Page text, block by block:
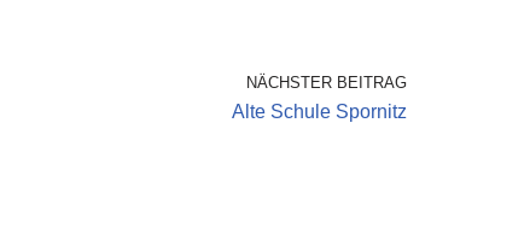
NÄCHSTER BEITRAG
Alte Schule Spornitz